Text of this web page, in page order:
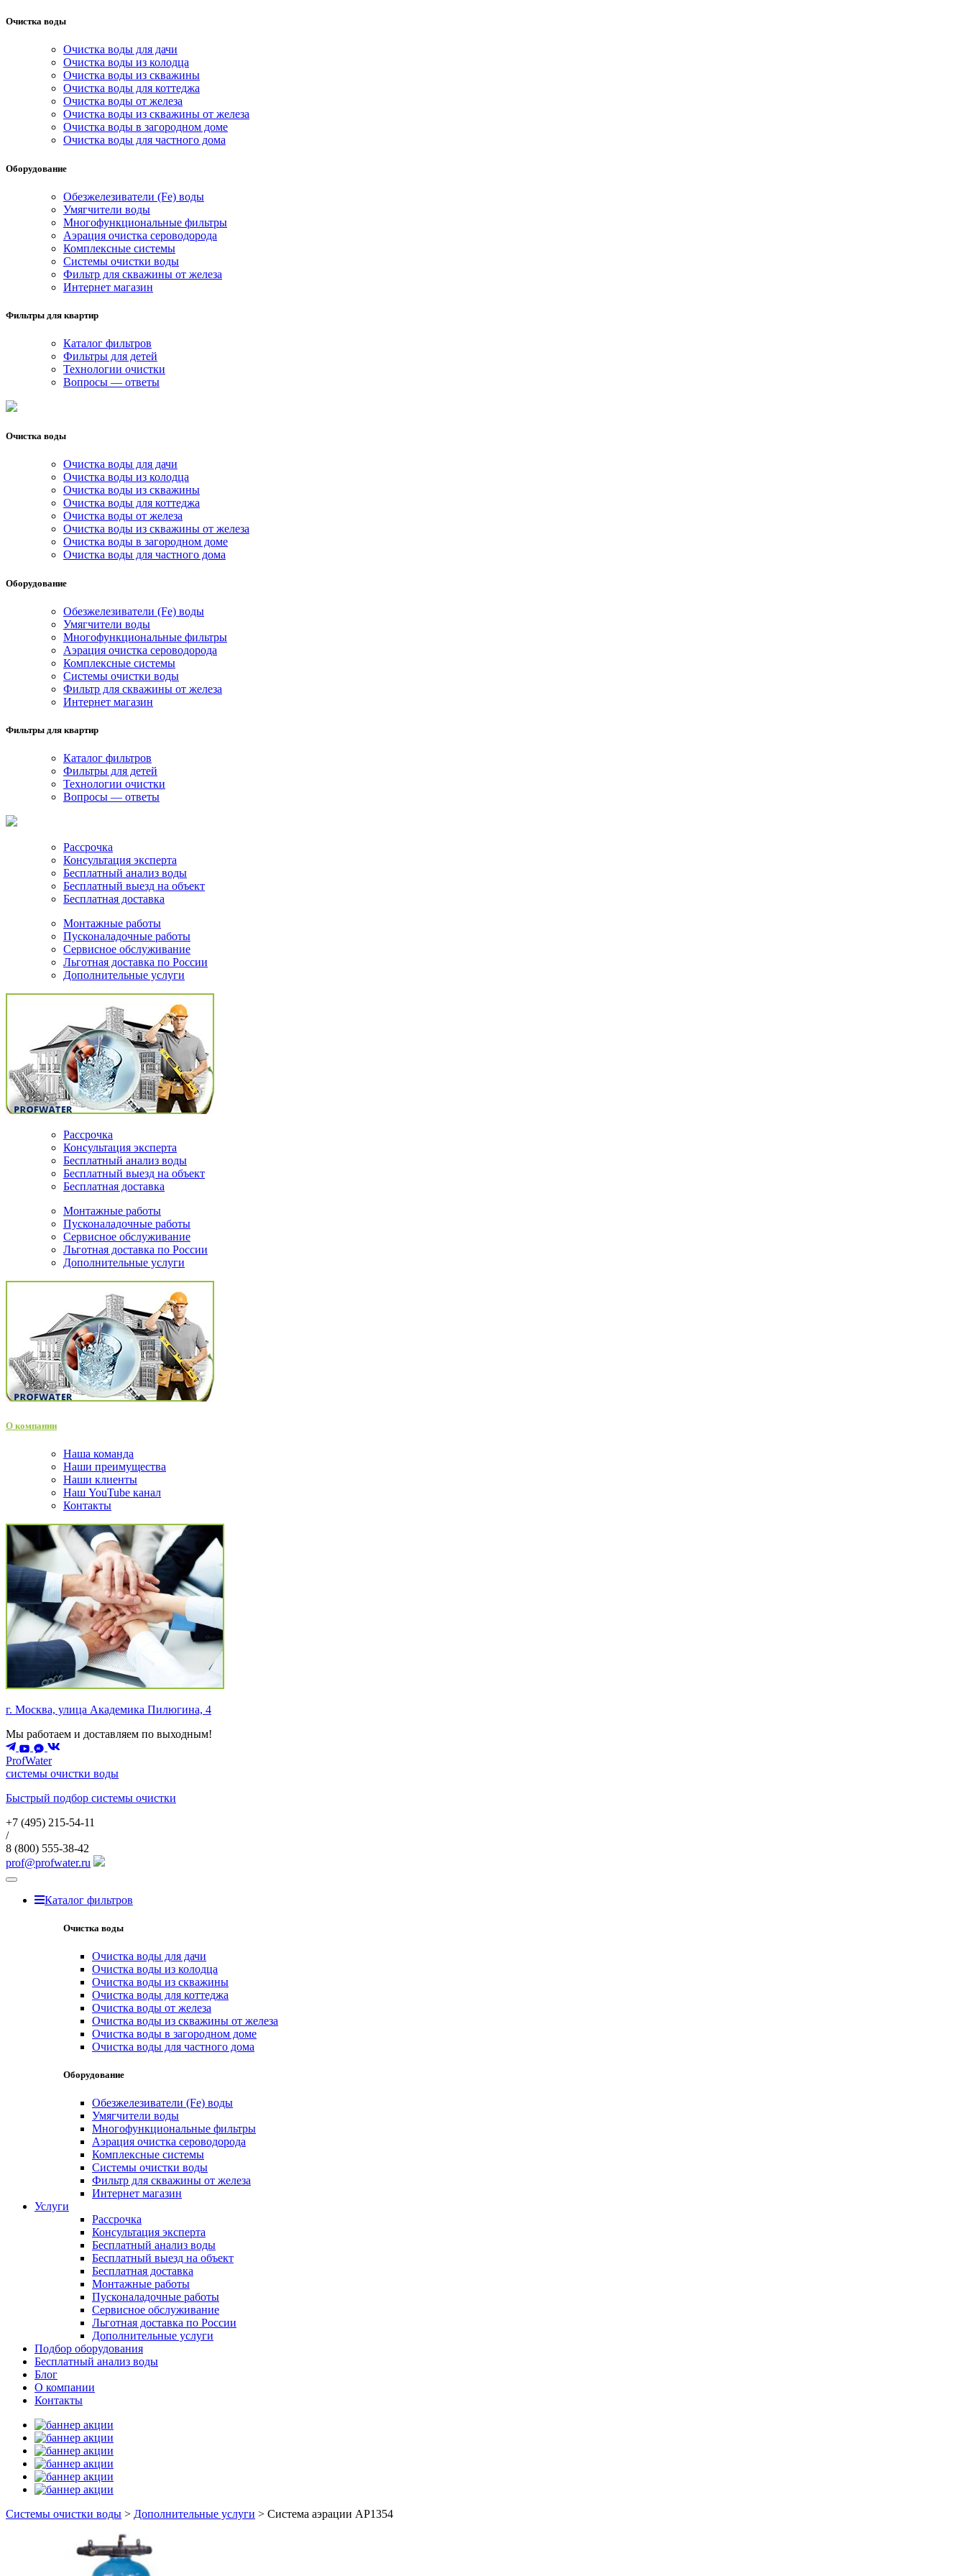
Очистка воды
Очистка воды для дачи
Очистка воды из колодца
Очистка воды из скважины
Очистка воды для коттеджа
Очистка воды от железа
Очистка воды из скважины от железа
Очистка воды в загородном доме
Очистка воды для частного дома
Оборудование
Обезжелезиватели (Fe) воды
Умягчители воды
Многофункциональные фильтры
Аэрация очистка сероводорода
Комплексные системы
Системы очистки воды
Фильтр для скважины от железа
Интернет магазин
Фильтры для квартир
Каталог фильтров
Фильтры для детей
Технологии очистки
Вопросы — ответы
Очистка воды
Очистка воды для дачи
Очистка воды из колодца
Очистка воды из скважины
Очистка воды для коттеджа
Очистка воды от железа
Очистка воды из скважины от железа
Очистка воды в загородном доме
Очистка воды для частного дома
Оборудование
Обезжелезиватели (Fe) воды
Умягчители воды
Многофункциональные фильтры
Аэрация очистка сероводорода
Комплексные системы
Системы очистки воды
Фильтр для скважины от железа
Интернет магазин
Фильтры для квартир
Каталог фильтров
Фильтры для детей
Технологии очистки
Вопросы — ответы
Рассрочка
Консультация эксперта
Бесплатный анализ воды
Бесплатный выезд на объект
Бесплатная доставка
Монтажные работы
Пусконаладочные работы
Сервисное обслуживание
Льготная доставка по России
Дополнительные услуги
Рассрочка
Консультация эксперта
Бесплатный анализ воды
Бесплатный выезд на объект
Бесплатная доставка
Монтажные работы
Пусконаладочные работы
Сервисное обслуживание
Льготная доставка по России
Дополнительные услуги
О компании
Наша команда
Наши преимущества
Наши клиенты
Наш YouTube канал
Контакты
г. Москва, улица Академика Пилюгина, 4
Мы работаем и доставляем по выходным!
ProfWater
системы очистки воды
Быстрый подбор системы очистки
+7 (495) 215-54-11
/
8 (800) 555-38-42
prof@profwater.ru
Меню
Каталог фильтров
Очистка воды
Очистка воды для дачи
Очистка воды из колодца
Очистка воды из скважины
Очистка воды для коттеджа
Очистка воды от железа
Очистка воды из скважины от железа
Очистка воды в загородном доме
Очистка воды для частного дома
Оборудование
Обезжелезиватели (Fe) воды
Умягчители воды
Многофункциональные фильтры
Аэрация очистка сероводорода
Комплексные системы
Системы очистки воды
Фильтр для скважины от железа
Интернет магазин
Услуги
Рассрочка
Консультация эксперта
Бесплатный анализ воды
Бесплатный выезд на объект
Бесплатная доставка
Монтажные работы
Пусконаладочные работы
Сервисное обслуживание
Льготная доставка по России
Дополнительные услуги
Подбор оборудования
Бесплатный анализ воды
Блог
О компании
Контакты
Системы очистки воды > Дополнительные услуги > Система аэрации AP1354